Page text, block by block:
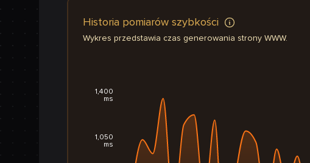
Historia pomiarów szybkości
Wykres przedstawia czas generowania strony WWW.
1,050
ms
1,400
ms